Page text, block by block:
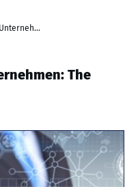
Virtualisierung von Unternehmen: The Future is now
The